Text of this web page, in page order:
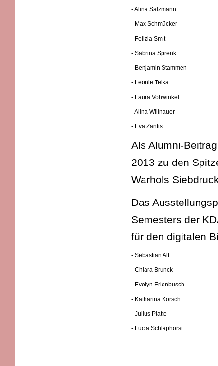
- Alina Salzmann
- Max Schmücker
- Felizia Smit
- Sabrina Sprenk
- Benjamin Stammen
- Leonie Teika
- Laura Vohwinkel
- Alina Willnauer
- Eva Zantis
Als Alumni-
2013 zu den
Warhols
Das
Semesters der
für den digitalen
- Sebastian Alt
- Chiara Brunck
- Evelyn Erlenbusch
- Katharina Korsch
- Julius Platte
- Lucia Schlaphorst